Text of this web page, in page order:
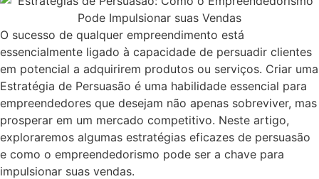
O sucesso de qualquer empreendimento está
essencialmente ligado à capacidade de persuadir clientes
em potencial a adquirirem produtos ou serviços. Criar uma
Estratégia de Persuasão é uma habilidade essencial para
empreendedores que desejam não apenas sobreviver, mas
prosperar em um mercado competitivo. Neste artigo,
exploraremos algumas estratégias eficazes de persuasão
e como o empreendedorismo pode ser a chave para
impulsionar suas vendas.